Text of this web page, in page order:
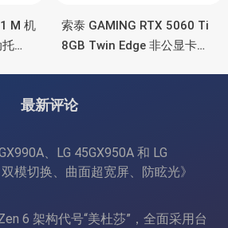
M 机
托
索泰 GAMING RTX 5060 Ti
8GB Twin Edge 非公显卡，
最新评论
、LG 45GX950A 和 LG
模切换、曲面超宽屏、防眩光》
6 架构代号“美杜莎”，全面采用台